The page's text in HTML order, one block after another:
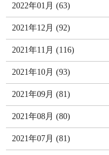
2022年01月 (63)
2021年12月 (92)
2021年11月 (116)
2021年10月 (93)
2021年09月 (81)
2021年08月 (80)
2021年07月 (81)